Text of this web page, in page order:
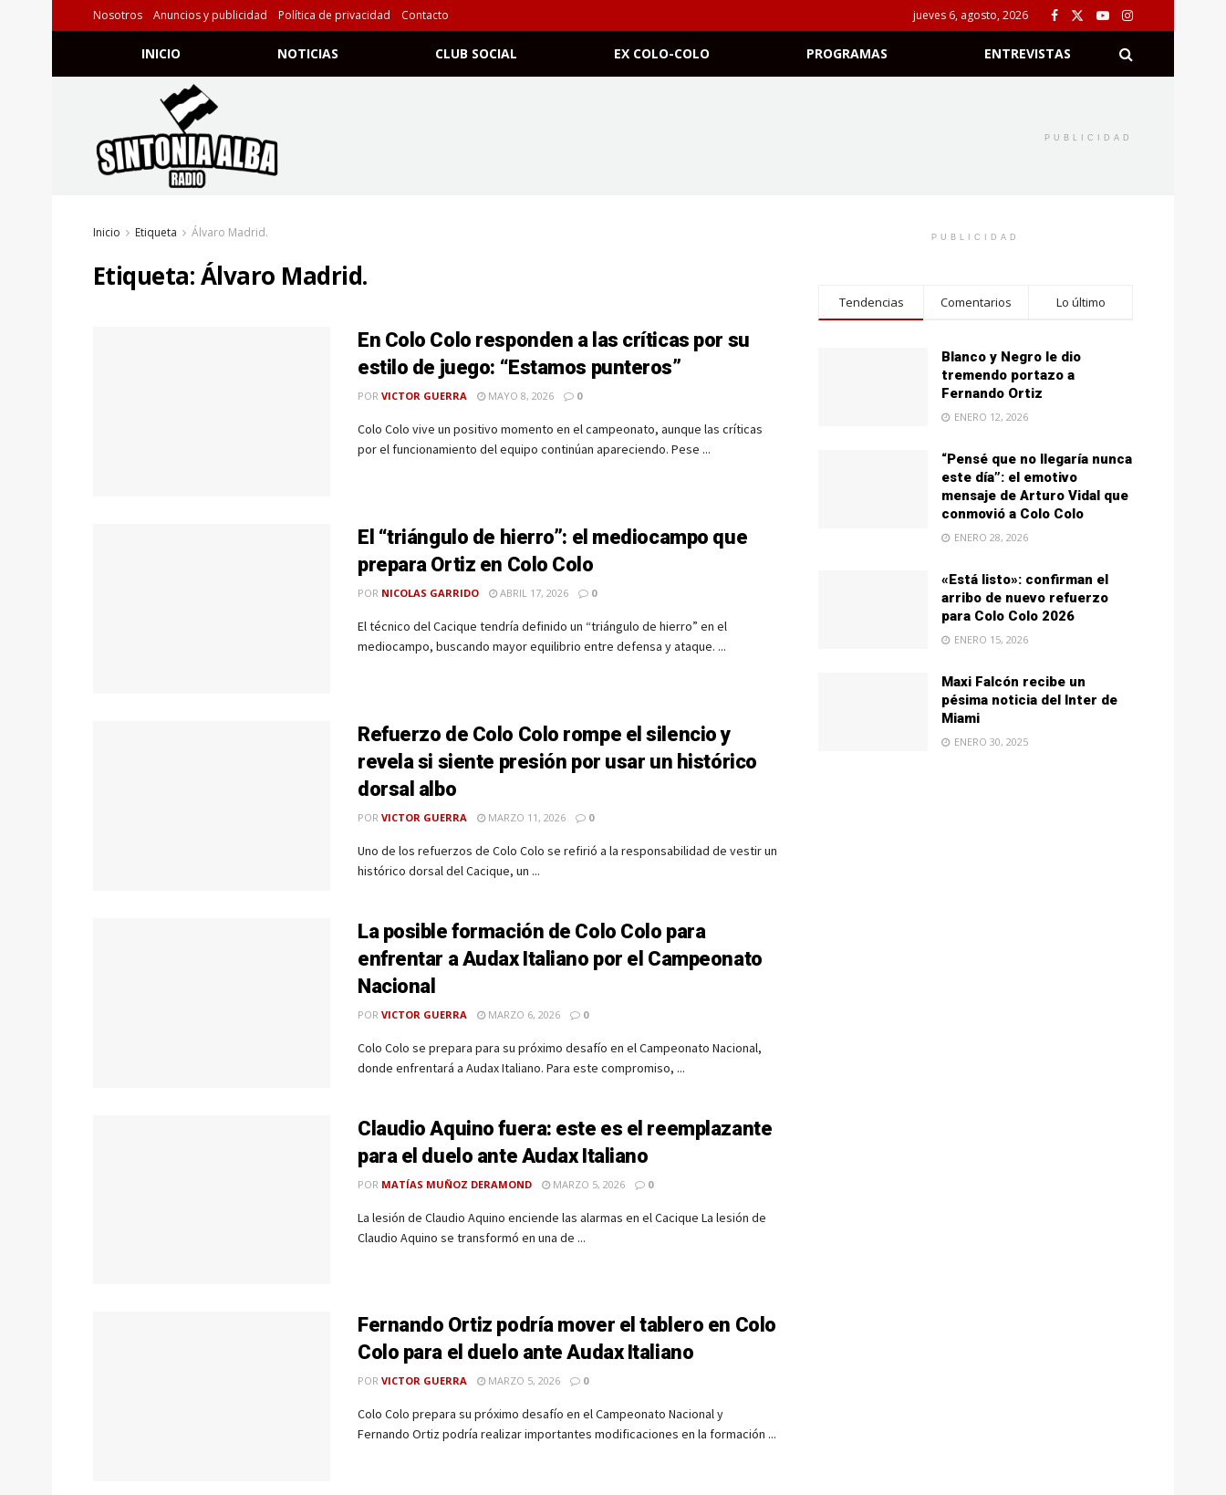
Nosotros Anuncios y publicidad Política de privacidad Contacto jueves 6, agosto, 2026
INICIO NOTICIAS CLUB SOCIAL EX COLO-COLO PROGRAMAS ENTREVISTAS
PUBLICIDAD
Inicio Etiqueta Álvaro Madrid.
Etiqueta:Álvaro Madrid.
En Colo Colo responden a las críticas por su
estilo de juego: “Estamos punteros”
POR VICTOR GUERRA MAYO 8, 2026 0
Colo Colo vive un positivo momento en el campeonato, aunque las críticas
por el funcionamiento del equipo continúan apareciendo. Pese ...
El “triángulo de hierro”: el mediocampo que
prepara Ortiz en Colo Colo
POR NICOLAS GARRIDO ABRIL 17, 2026 0
El técnico del Cacique tendría definido un “triángulo de hierro” en el
mediocampo, buscando mayor equilibrio entre defensa y ataque. ...
Refuerzo de Colo Colo rompe el silencio y
revela si siente presión por usar un histórico
dorsal albo
POR VICTOR GUERRA MARZO 11, 2026 0
Uno de los refuerzos de Colo Colo se refirió a la responsabilidad de vestir un
histórico dorsal del Cacique, un ...
La posible formación de Colo Colo para
enfrentar a Audax Italiano por el Campeonato
Nacional
POR VICTOR GUERRA MARZO 6, 2026 0
Colo Colo se prepara para su próximo desafío en el Campeonato Nacional,
donde enfrentará a Audax Italiano. Para este compromiso, ...
Claudio Aquino fuera: este es el reemplazante
para el duelo ante Audax Italiano
POR MATÍAS MUÑOZ DERAMOND MARZO 5, 2026 0
La lesión de Claudio Aquino enciende las alarmas en el Cacique La lesión de
Claudio Aquino se transformó en una de ...
Fernando Ortiz podría mover el tablero en Colo
Colo para el duelo ante Audax Italiano
POR VICTOR GUERRA MARZO 5, 2026 0
Colo Colo prepara su próximo desafío en el Campeonato Nacional y
Fernando Ortiz podría realizar importantes modificaciones en la formación ...
PUBLICIDAD
Tendencias Comentarios Lo último
Blanco y Negro le dio
tremendo portazo a
Fernando Ortiz
ENERO 12, 2026
“Pensé que no llegaría nunca
este día”: el emotivo
mensaje de Arturo Vidal que
conmovió a Colo Colo
ENERO 28, 2026
«Está listo»: confirman el
arribo de nuevo refuerzo
para Colo Colo 2026
ENERO 15, 2026
Maxi Falcón recibe un
pésima noticia del Inter de
Miami
ENERO 30, 2025